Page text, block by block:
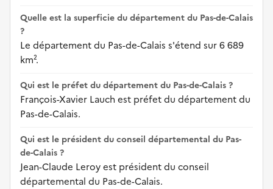
Quelle est la superficie du département du Pas-de-Calais
?
Le département du Pas-de-Calais s'étend sur 6 689
km².
Qui est le préfet du département du Pas-de-Calais ?
François-Xavier Lauch est préfet du département du
Pas-de-Calais.
Qui est le président du conseil départemental du Pas-
de-Calais ?
Jean-Claude Leroy est président du conseil
départemental du Pas-de-Calais.